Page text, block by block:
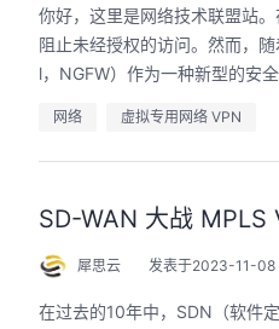
你好，这里是网络技术联盟站
阻止未经授权的访问。然而，
l，NGFW）作为一种新型的安
网络 虚拟专用网络 VPN
SD-WAN 大战 MPLS
犀思云 发表于2023-11-08
在过去的10年中，SDN（软件